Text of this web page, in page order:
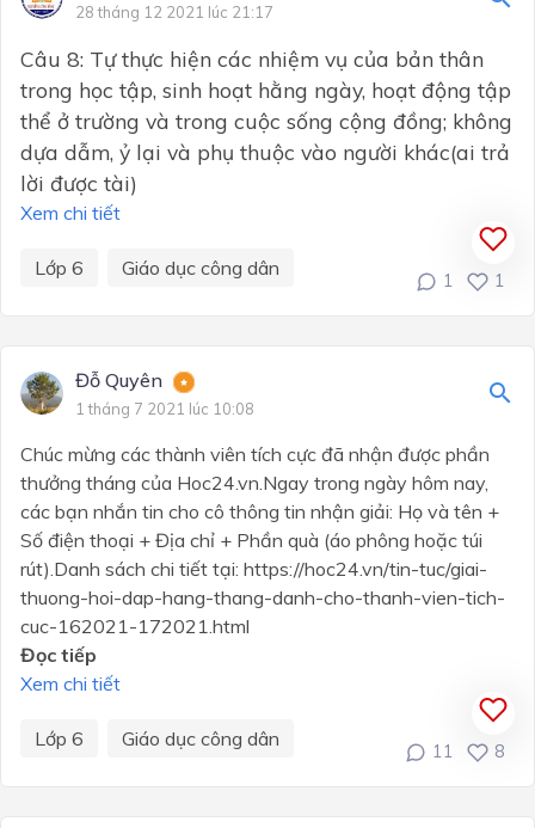
28 tháng 12 2021 lúc 21:17
Câu 8: Tự thực hiện các nhiệm vụ của bản thân
trong học tập, sinh hoạt hằng ngày, hoạt động tập
thể ở trường và trong cuộc sống cộng đồng; không
dựa dẫm, ỷ lại và phụ thuộc vào người khác(ai trả
lời được tài)
Xem chi tiết
Lớp 6 Giáo dục công dân
1 1
Đỗ Quyên
1 tháng 7 2021 lúc 10:08
Chúc mừng các thành viên tích cực đã nhận được phần
thưởng tháng của Hoc24.vn.Ngay trong ngày hôm nay,
các bạn nhắn tin cho cô thông tin nhận giải: Họ và tên +
Số điện thoại + Địa chỉ + Phần quà (áo phông hoặc túi
rút).Danh sách chi tiết tại: https://hoc24.vn/tin-tuc/giai-
thuong-hoi-dap-hang-thang-danh-cho-thanh-vien-tich-
cuc-162021-172021.html
Đọc tiếp
Xem chi tiết
Lớp 6 Giáo dục công dân
11 8